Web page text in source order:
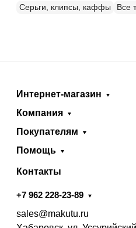
Серьги, клипсы, каффы
Все
Интернет-магазин
Компания
Покупателям
Помощь
Контакты
+7 962 228-23-89
sales@makutu.ru